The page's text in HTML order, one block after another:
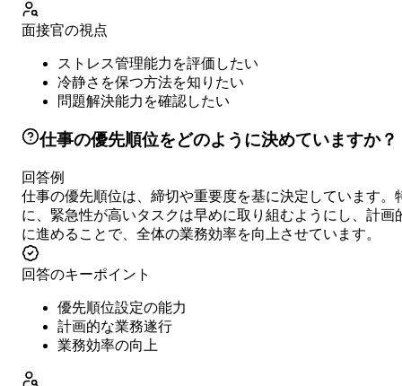
面接官の視点
ストレス管理能力を評価したい
冷静さを保つ方法を知りたい
問題解決能力を確認したい
仕事の優先順位をどのように決めていますか？
回答例
仕事の優先順位は、締切や重要度を基に決定しています。
に、緊急性が高いタスクは早めに取り組むようにし、計画
に進めることで、全体の業務効率を向上させています。
回答のキーポイント
優先順位設定の能力
計画的な業務遂行
業務効率の向上